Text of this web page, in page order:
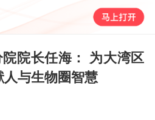
院长任海： 为大湾区
与生物圈智慧